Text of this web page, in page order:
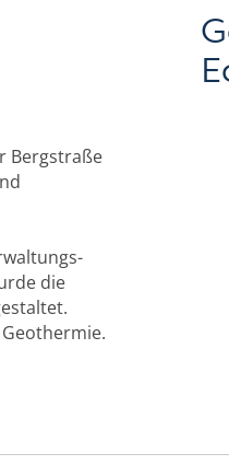
Bergstraße
die